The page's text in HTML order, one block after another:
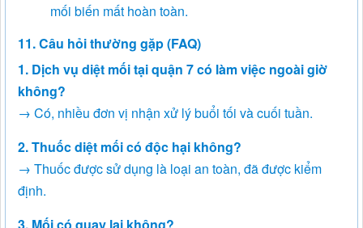
mối biến mất hoàn toàn.
11. Câu hỏi thường gặp (FAQ)
1. Dịch vụ diệt mối tại quận 7 có làm việc ngoài giờ
không?
→ Có, nhiều đơn vị nhận xử lý buổi tối và cuối tuần.
2. Thuốc diệt mối có độc hại không?
→ Thuốc được sử dụng là loại an toàn, đã được kiểm
định.